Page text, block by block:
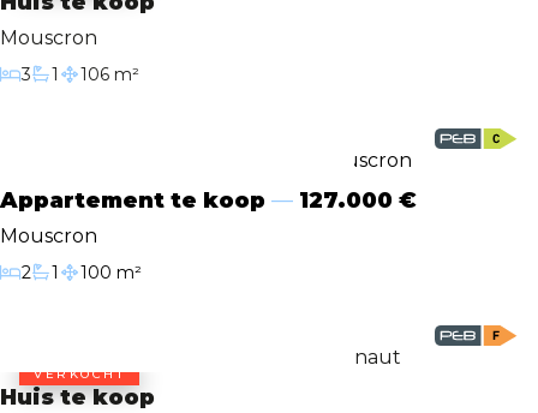
Mouscron
3
Slaapkamers
1
Badkamer
106 m²
Bewoonbare oppervlakte
Appartement te koop 127.000 €
Mouscron
2
Slaapkamers
1
Badkamer
100 m²
Bewoonbare oppervlakte
VERKOCHT
Huis te koop